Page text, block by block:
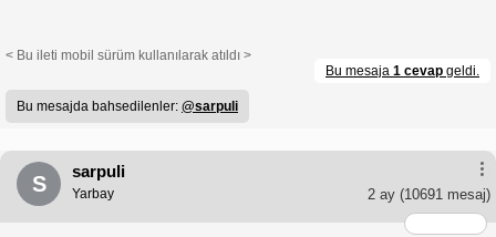
< Bu ileti mobil sürüm kullanılarak atıldı >
Bu mesaja 1 cevap geldi.
Bu mesajda bahsedilenler: @sarpuli
S
sarpuli
2 ay (10691 mesaj)
Yarbay